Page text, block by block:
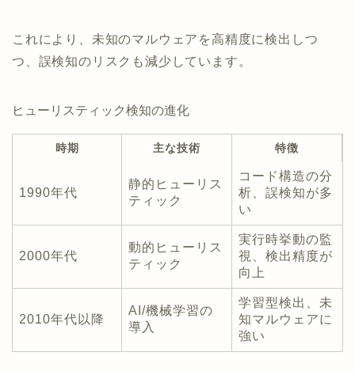
これにより、未知のマルウェアを高精度に検出しつ
つ、誤検知のリスクも減少しています。
ヒューリスティック検知の進化
時期 主な技術 特徴
1990年代
静的ヒューリス
ティック
コード構造の分
析、誤検知が多
い
2000年代
動的ヒューリス
ティック
実行時挙動の監
視、検出精度が
向上
2010年代以降
AI/機械学習の
導入
学習型検出、未
知マルウェアに
強い